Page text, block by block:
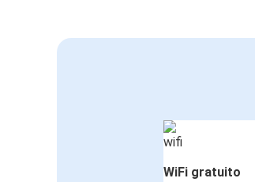
WiFi gratuito